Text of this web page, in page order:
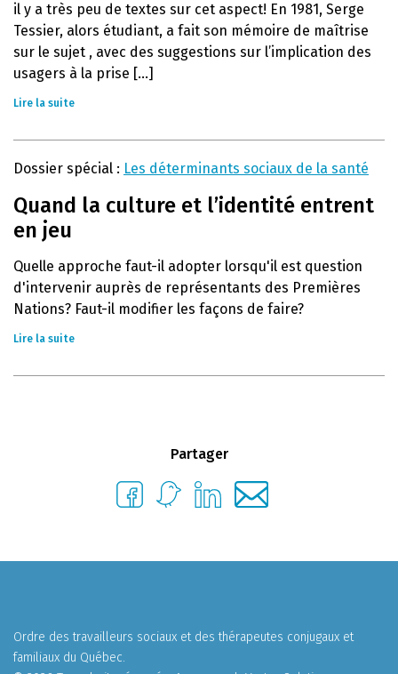
il y a très peu de textes sur cet aspect! En 1981, Serge
Tessier, alors étudiant, a fait son mémoire de maîtrise
sur le sujet , avec des suggestions sur l’implication des
usagers à la prise [...]
Lire la suite
Dossier spécial : Les déterminants sociaux de la santé
Quand la culture et l’identité entrent
en jeu
Quelle approche faut-il adopter lorsqu'il est question
d'intervenir auprès de représentants des Premières
Nations? Faut-il modifier les façons de faire?
Lire la suite
Partager
Ordre des travailleurs sociaux et des thérapeutes conjugaux et
familiaux du Québec.